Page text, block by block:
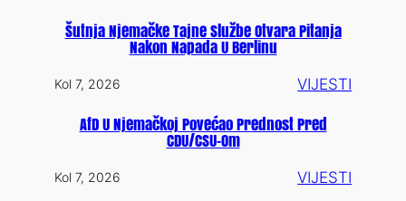
Šutnja Njemačke Tajne Službe Otvara Pitanja
Nakon Napada U Berlinu
Kol 7, 2026 VIJESTI
AfD U Njemačkoj Povećao Prednost Pred
CDU/CSU-Om
Kol 7, 2026 VIJESTI